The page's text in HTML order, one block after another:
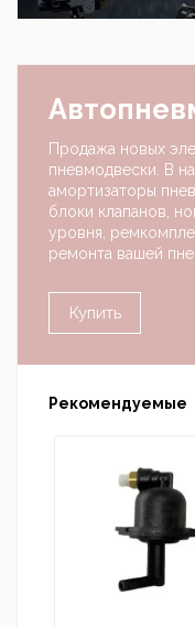
Продажа новых
пневмодвески. В
амортизаторы
блоки клапанов,
уровня,
ремонта вашей
Купить
Рекомендуемые